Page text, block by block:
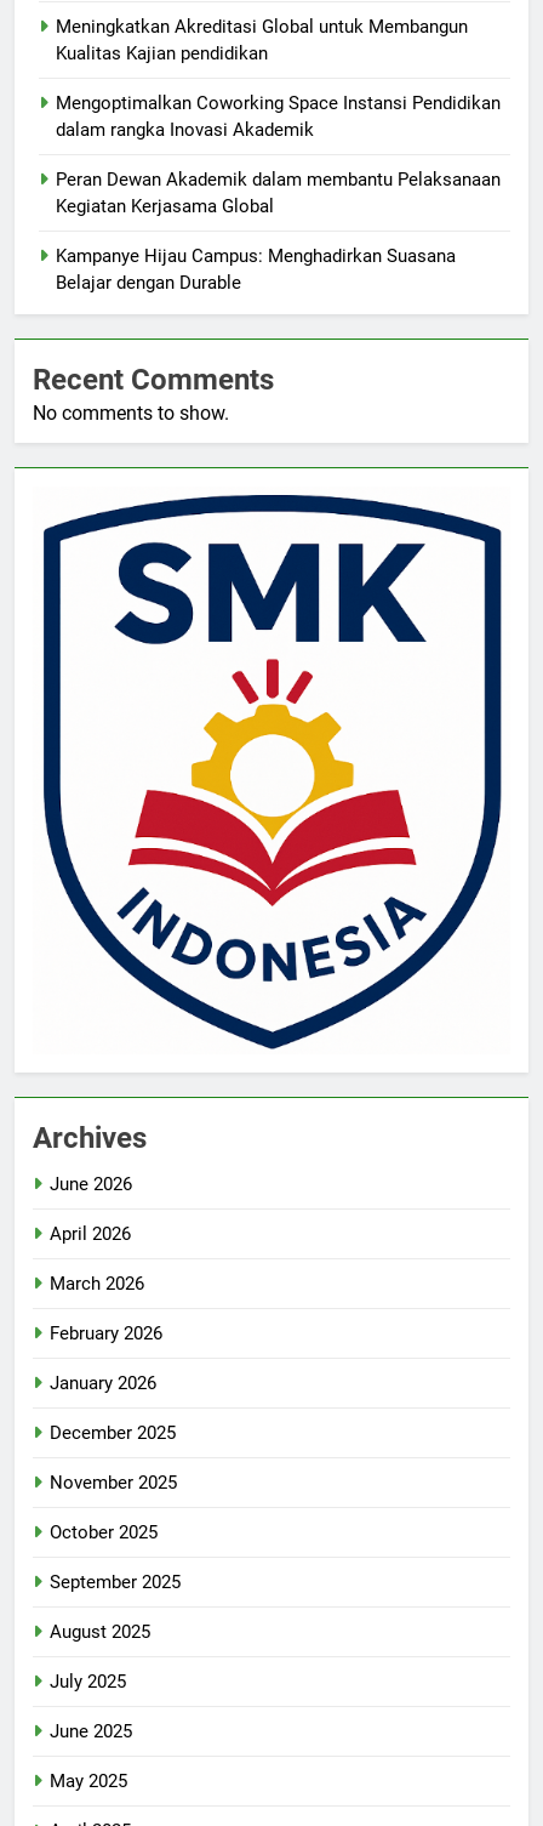
Meningkatkan Akreditasi Global untuk Membangun
Kualitas Kajian pendidikan
Mengoptimalkan Coworking Space Instansi Pendidikan
dalam rangka Inovasi Akademik
Peran Dewan Akademik dalam membantu Pelaksanaan
Kegiatan Kerjasama Global
Kampanye Hijau Campus: Menghadirkan Suasana
Belajar dengan Durable
Recent Comments
No comments to show.
Archives
June 2026
April 2026
March 2026
February 2026
January 2026
December 2025
November 2025
October 2025
September 2025
August 2025
July 2025
June 2025
May 2025